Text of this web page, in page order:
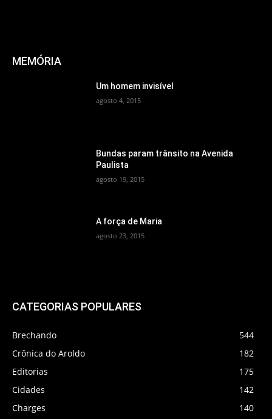
MEMÓRIA
Um homem invisível
agosto 4, 2015
Bundas param trânsito na Avenida
Paulista
agosto 19, 2015
A força de Maria
agosto 23, 2015
CATEGORIAS POPULARES
Brechando
544
Crônica do Aroldo
182
Editorias
175
Cidades
142
Charges
140